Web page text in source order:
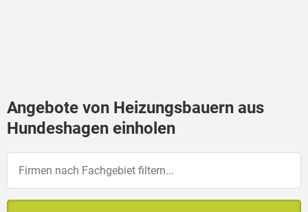
Angebote von Heizungsbauern aus
Hundeshagen einholen